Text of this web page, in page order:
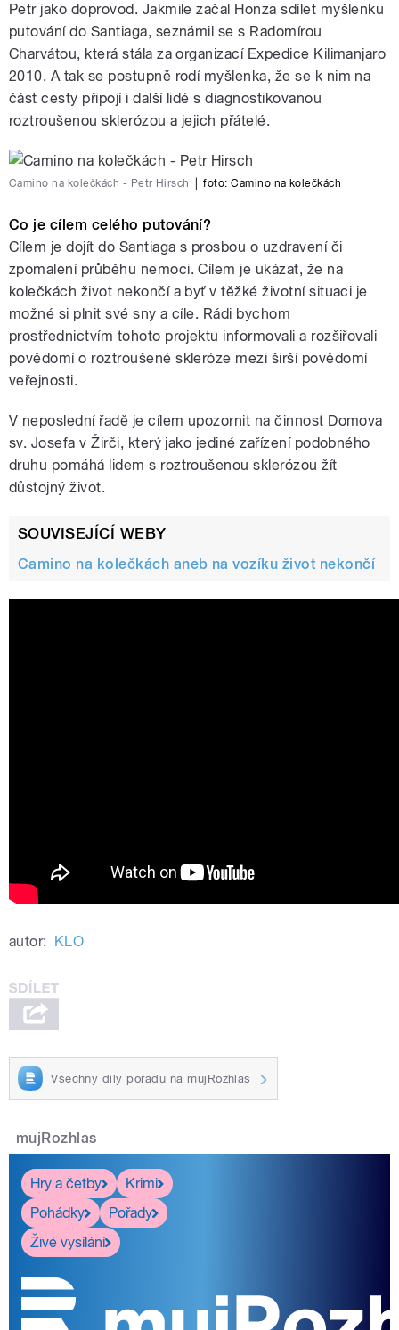
Petr jako doprovod. Jakmile začal Honza sdílet myšlenku
putování do Santiaga, seznámil se s Radomírou
Charvátou, která stála za organizací Expedice Kilimanjaro
2010. A tak se postupně rodí myšlenka, že se k nim na
část cesty připojí i další lidé s diagnostikovanou
roztroušenou sklerózou a jejich přátelé.
Camino na kolečkách - Petr Hirsch foto: Camino na kolečkách
Co je cílem celého putování?
Cílem je dojít do Santiaga s prosbou o uzdravení či
zpomalení průběhu nemoci. Cílem je ukázat, že na
kolečkách život nekončí a byť v těžké životní situaci je
možné si plnit své sny a cíle. Rádi bychom
prostřednictvím tohoto projektu informovali a rozšiřovali
povědomí o roztroušené skleróze mezi širší povědomí
veřejnosti.
V neposlední řadě je cílem upozornit na činnost Domova
sv. Josefa v Žirči, který jako jediné zařízení podobného
druhu pomáhá lidem s roztroušenou sklerózou žít
důstojný život.
SOUVISEJÍCÍ WEBY
Camino na kolečkách aneb na vozíku život nekončí
autor: KLO
Všechny díly pořadu na mujRozhlas
mujRozhlas
Hry a četby
Krimi
Pohádky
Pořady
Živé vysílání